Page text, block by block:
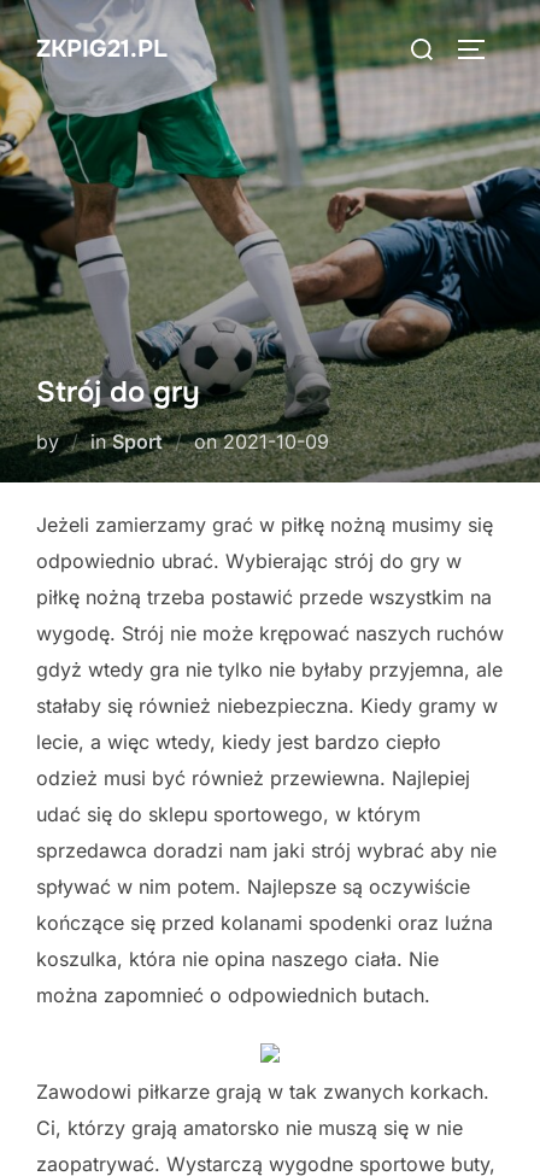
Skip
to
content
ZKPIG21.PL
Search
for:
Strój do gry
by inSport onPosted
on
2021-10-09
Jeżeli zamierzamy grać w piłkę nożną musimy się
odpowiednio ubrać. Wybierając strój do gry w
piłkę nożną trzeba postawić przede wszystkim na
wygodę. Strój nie może krępować naszych ruchów
gdyż wtedy gra nie tylko nie byłaby przyjemna, ale
stałaby się również niebezpieczna. Kiedy gramy w
lecie, a więc wtedy, kiedy jest bardzo ciepło
odzież musi być również przewiewna. Najlepiej
udać się do sklepu sportowego, w którym
sprzedawca doradzi nam jaki strój wybrać aby nie
spływać w nim potem. Najlepsze są oczywiście
kończące się przed kolanami spodenki oraz luźna
koszulka, która nie opina naszego ciała. Nie
można zapomnieć o odpowiednich butach.
Zawodowi piłkarze grają w tak zwanych korkach.
Ci, którzy grają amatorsko nie muszą się w nie
zaopatrywać. Wystarczą wygodne sportowe buty,